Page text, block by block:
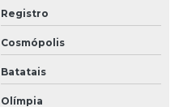
Registro
Cosmópolis
Batatais
Olímpia